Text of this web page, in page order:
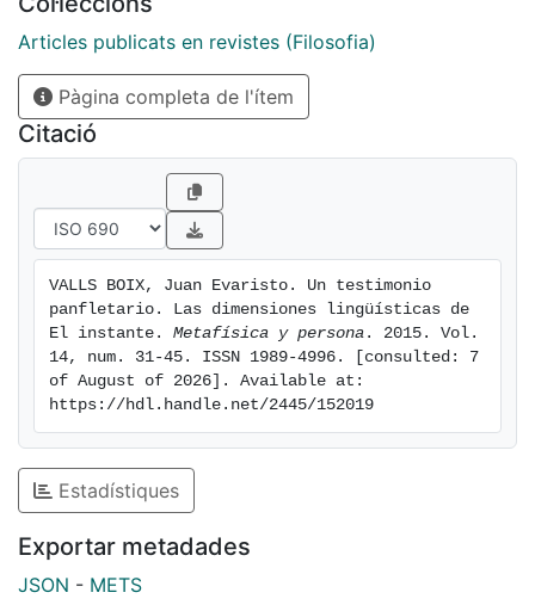
direct and indirect communication, attending the two
different definitions Kierkegaard offers in his
Dialectics of Ethical and Ethical-Religious
Communication and in the publications of The
Moment. Through an analyze of these texts, the essay
shows the way in which the conception of language
implied in them surpasses late Kierkegaard's attempts
to define or control his work. It is rather situated in a
space beyond the dichotomy ethics-aesthetics, where
experience.
Articles publicats en revistes (Filosofia)
Pàgina completa de l'ítem
Citació
VALLS BOIX, Juan Evaristo. Un testimonio
panfletario. Las dimensiones lingüísticas de
El instante. Metafísica y persona . 2015. Vol.
14, num. 31-45. ISSN 1989-4996. [consulted: 7
of August of 2026]. Available at:
https://hdl.handle.net/2445/152019
Estadístiques
Exportar metadades
JSON - METS